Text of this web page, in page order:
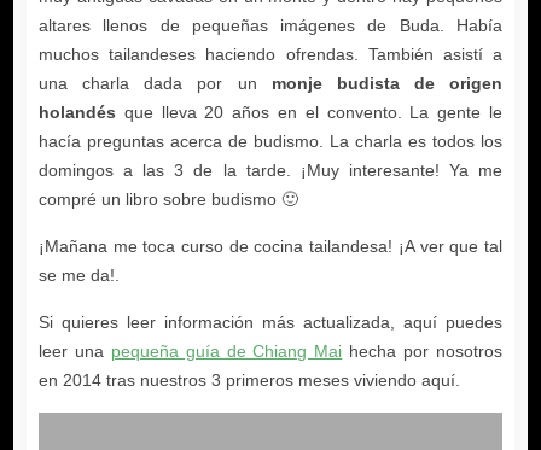
monje budista de origen
holandés
pequeña guía de Chiang Mai